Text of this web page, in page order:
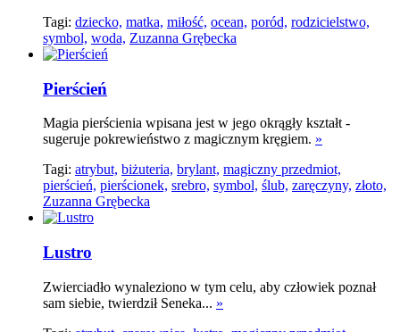
Tagi: dziecko, matka, miłość, ocean, poród, rodzicielstwo,
symbol, woda, Zuzanna Grębecka
Pierścień
Magia pierścienia wpisana jest w jego okrągły kształt -
sugeruje pokrewieństwo z magicznym kręgiem. »
Tagi: atrybut, biżuteria, brylant, magiczny przedmiot,
pierścień, pierścionek, srebro, symbol, ślub, zaręczyny, złoto,
Zuzanna Grębecka
Lustro
Zwierciadło wynaleziono w tym celu, aby człowiek poznał
sam siebie, twierdził Seneka... »